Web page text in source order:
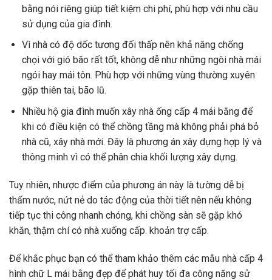
bằng nói riêng giúp tiết kiệm chi phí, phù hợp với nhu cầu
sử dụng của gia đình.
Vì nhà có độ dốc tương đối thấp nên khả năng chống
chọi với gió bão rất tốt, không dễ như những ngôi nhà mái
ngói hay mái tôn. Phù hợp với những vùng thường xuyên
gặp thiên tai, bão lũ.
Nhiều hộ gia đình muốn xây nhà ống cấp 4 mái bằng để
khi có điều kiện có thể chồng tầng mà không phải phá bỏ
nhà cũ, xây nhà mới. Đây là phương án xây dựng hợp lý và
thông minh vì có thể phân chia khối lượng xây dựng.
Tuy nhiên, nhược điểm của phương án này là tường dễ bị
thấm nước, nứt nẻ do tác động của thời tiết nên nếu không
tiếp tục thi công nhanh chóng, khi chồng sàn sẽ gặp khó
khăn, thậm chí có nhà xuống cấp. khoản trợ cấp.
Để khắc phục bạn có thể tham khảo thêm các mẫu nhà cấp 4
hình chữ L mái bằng đẹp để phát huy tối đa công năng sử